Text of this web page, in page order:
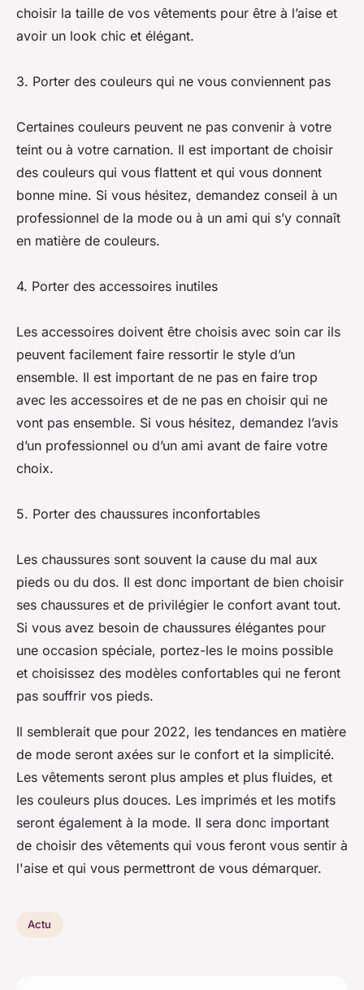
choisir la taille de vos vêtements pour être à l’aise et
avoir un look chic et élégant.
3. Porter des couleurs qui ne vous conviennent pas
Certaines couleurs peuvent ne pas convenir à votre
teint ou à votre carnation. Il est important de choisir
des couleurs qui vous flattent et qui vous donnent
bonne mine. Si vous hésitez, demandez conseil à un
professionnel de la mode ou à un ami qui s’y connaît
en matière de couleurs.
4. Porter des accessoires inutiles
Les accessoires doivent être choisis avec soin car ils
peuvent facilement faire ressortir le style d’un
ensemble. Il est important de ne pas en faire trop
avec les accessoires et de ne pas en choisir qui ne
vont pas ensemble. Si vous hésitez, demandez l’avis
d’un professionnel ou d’un ami avant de faire votre
choix.
5. Porter des chaussures inconfortables
Les chaussures sont souvent la cause du mal aux
pieds ou du dos. Il est donc important de bien choisir
ses chaussures et de privilégier le confort avant tout.
Si vous avez besoin de chaussures élégantes pour
une occasion spéciale, portez-les le moins possible
et choisissez des modèles confortables qui ne feront
pas souffrir vos pieds.
Il semblerait que pour 2022, les tendances en matière
de mode seront axées sur le confort et la simplicité.
Les vêtements seront plus amples et plus fluides, et
les couleurs plus douces. Les imprimés et les motifs
seront également à la mode. Il sera donc important
de choisir des vêtements qui vous feront vous sentir à
l'aise et qui vous permettront de vous démarquer.
Actu